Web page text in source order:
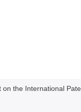
the International